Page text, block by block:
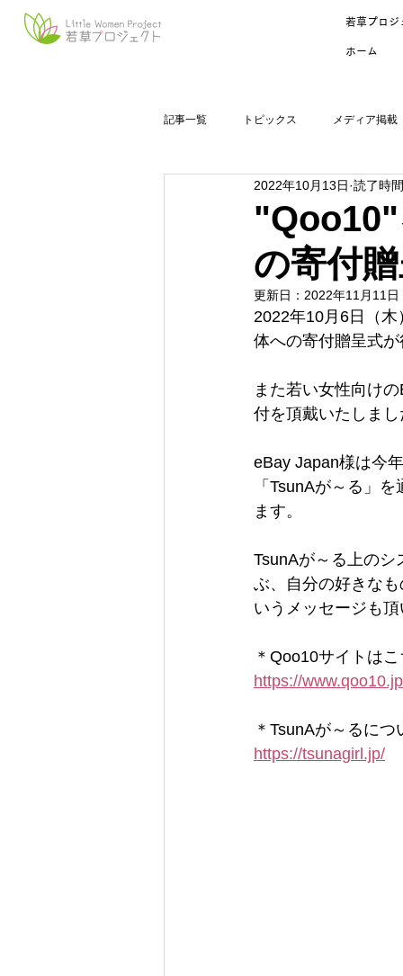
若草プロジ
ホーム
記事一覧 トピックス メディア掲載
の寄付
2022年10月13日 読了時
更新日： 2022年11月11日
2022年10月6日（
体への寄付贈呈式が
また若い女性向け
付を頂戴いたしまし
eBay Japan様は今
「TsunAが～る」
ます。
TsunAが～る上の
ぶ、自分の好きな
いうメッセージも頂
＊Qoo10サイトは
https://
＊TsunAが～るに
https://tsunagirl.jp/